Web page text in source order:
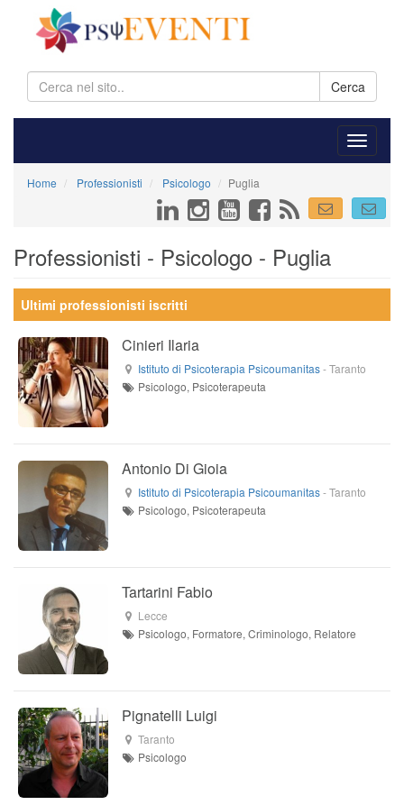
Cerca
Home Professionisti Psicologo Puglia
Professionisti - Psicologo - Puglia
Ultimi professionisti iscritti
Cinieri Ilaria
Istituto di Psicoterapia Psicoumanitas-Taranto
Psicologo, Psicoterapeuta
Antonio Di Gioia
Istituto di Psicoterapia Psicoumanitas-Taranto
Psicologo, Psicoterapeuta
Tartarini Fabio
Lecce
Psicologo, Formatore, Criminologo, Relatore
Pignatelli Luigi
Taranto
Psicologo